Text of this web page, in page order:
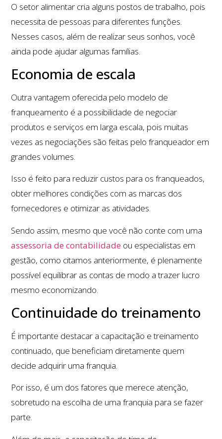
O setor alimentar cria alguns postos de trabalho, pois
necessita de pessoas para diferentes funções.
Nesses casos, além de realizar seus sonhos, você
ainda pode ajudar algumas famílias.
Economia de escala
Outra vantagem oferecida pelo modelo de
franqueamento é a possibilidade de negociar
produtos e serviços em larga escala, pois muitas
vezes as negociações são feitas pelo franqueador em
grandes volumes.
Isso é feito para reduzir custos para os franqueados,
obter melhores condições com as marcas dos
fornecedores e otimizar as atividades.
Sendo assim, mesmo que você não conte com uma
assessoria de contabilidade ou especialistas em
gestão, como citamos anteriormente, é plenamente
possível equilibrar as contas de modo a trazer lucro
mesmo economizando.
Continuidade do treinamento
É importante destacar a capacitação e treinamento
continuado, que beneficiam diretamente quem
decide adquirir uma franquia.
Por isso, é um dos fatores que merece atenção,
sobretudo na escolha de uma franquia para se fazer
parte.